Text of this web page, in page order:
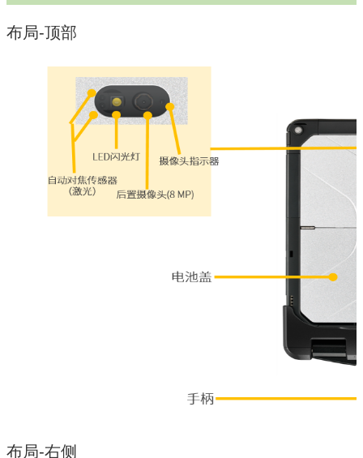
布局-顶部
布局-右侧